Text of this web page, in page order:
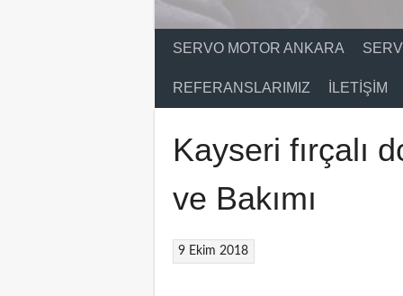
SERVO MOTOR ANKARA
REFERANSLARIMIZ İLETIŞIM
Kayseri fırçalı
ve Bakımı
9 Ekim 2018